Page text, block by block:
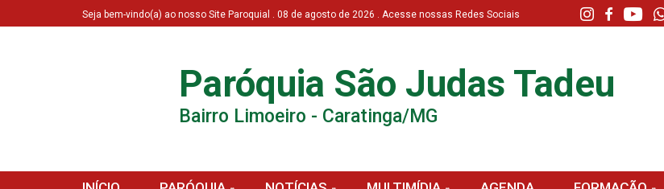
Seja bem-vindo(a) ao nosso Site Paroquial . 08 de agosto de 2026 . Acesse nossas Redes Sociais
Paróquia São Judas Tadeu
Bairro Limoeiro - Caratinga/MG